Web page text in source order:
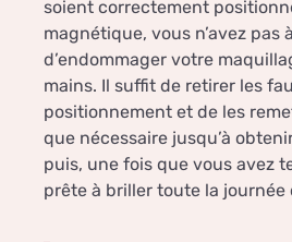
soient correctement
magnétique, vous n’avez pas
d’endommager votre
mains. Il suffit de retirer les
positionnement et de les
que nécessaire jusqu’à
puis, une fois que vous avez
prête à briller toute la journée